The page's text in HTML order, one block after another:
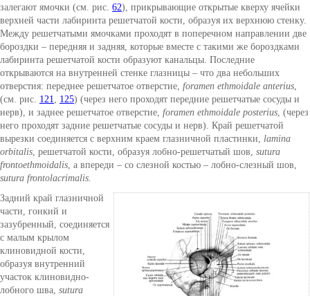
залегают ямочки (см. рис. 62), прикрывающие открытые кверху ячейки
верхней части лабиринта решетчатой кости, образуя их верхнюю стенку.
Между решетчатыми ямочками проходят в поперечном направлении две
бороздки – передняя и задняя, которые вместе с такими же бороздками
лабиринта решетчатой кости образуют канальцы. Последние
открываются на внутренней стенке глазницы – что два небольших
отверстия: переднее решетчатое отверстие, foramen ethmoidale anterius,
(см. рис. 121, 125) (через него проходят передние решетчатые сосуды и
нерв), и заднее решетчатое отверстие, foramen ethmoidale posterius, (через
него проходят задние решетчатые сосуды и нерв). Край решетчатой
вырезки соединяется с верхним краем глазничной пластинки, lamina
orbitalis, решетчатой кости, образуя лобно-решетчатый шов, sutura
frontoethmoidalis, а впереди – со слезной костью – лобно-слезный шов,
sutura frontolacrimalis.
Задний край глазничной
части, гонкий и
зазубренный, соединяется
с малым крылом
клиновидной кости,
образуя внутренний
участок клиновидно-
лобного шва, sutura